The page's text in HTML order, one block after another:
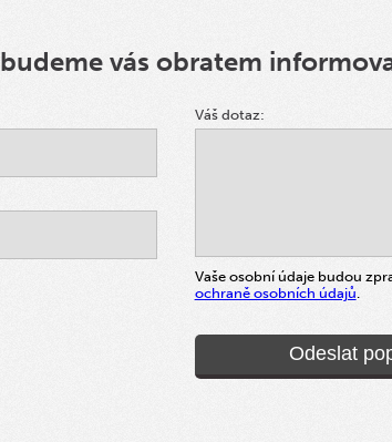
vás obratem
Váš dotaz:
Vaše osobní údaje budou
ochraně osobních údajů